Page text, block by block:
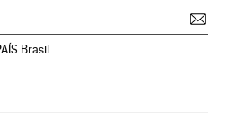
Brasil